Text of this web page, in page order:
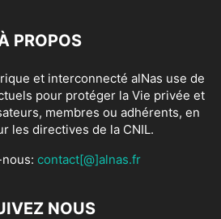
PROPOS
et interconnecté alNas use de
pour protéger la Vie privée et
membres ou adhérents, en
les directives de la CNIL.
contact[@]alnas.fr
NOUS